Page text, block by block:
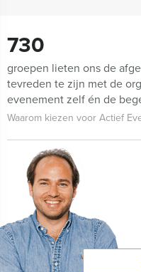
730
groepen lieten ons de
tevreden te zijn met de
evenement zelf én de
Waarom kiezen voor Actief